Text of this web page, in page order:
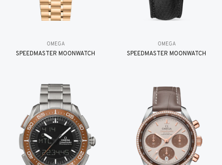
OMEGA
SPEEDMASTER MOONWATCH
OMEGA
SPEEDMASTER MOONWATCH